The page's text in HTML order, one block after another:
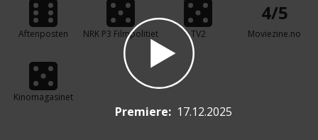
Aftenposten NRK P3 Filmpolitiet TV2
4/5
Moviezine.no
Kinomagasinet
Premiere: 17.12.2025